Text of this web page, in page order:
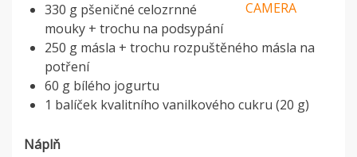
330 g pšeničné celozrnné
mouky + trochu na podsypání
250 g másla + trochu rozpuštěného másla na
potření
60 g bílého jogurtu
1 balíček kvalitního vanilkového cukru (20 g)
Náplň